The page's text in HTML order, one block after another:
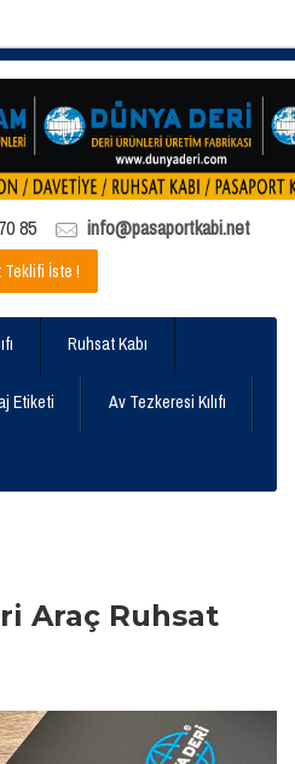
85 info@pasaportkabi.net
Teklifi İste !
Ruhsat Kabı
Etiketi Av Tezkeresi Kılıfı
Araç Ruhsat